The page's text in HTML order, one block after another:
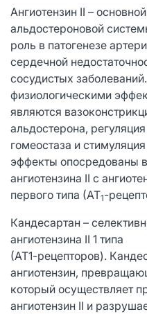
Ангиотензин II –
альдостероновой
роль в патогенезе
сердечной
сосудистых
физиологическими
являются
альдостерона,
гомеостаза и
эффекты опосредованы
ангиотензина II с
первого типа (АТ1-
Кандесартан –
ангиотензина II 1 типа
(АТ1-рецепторов).
ангиотензин,
который осуществляет
ангиотензин II и